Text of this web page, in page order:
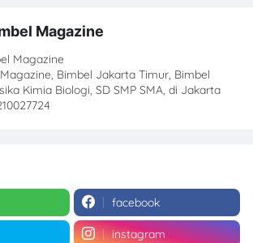
Magazine
Bimbel Jakarta Timur, Bimbel
Kimia Biologi, SD SMP SMA, di Jakarta
facebook
instagram